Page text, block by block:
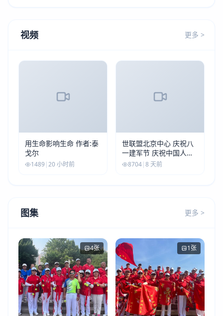
视频 更多 >
用生命影响生命 作者:泰
戈尔
1489 |20 小时前
世联盟北京中心 庆祝八
一建军节 庆祝中国人民
解放军建军99周年
8704|8 天前
图集 更多 >
4张 1张